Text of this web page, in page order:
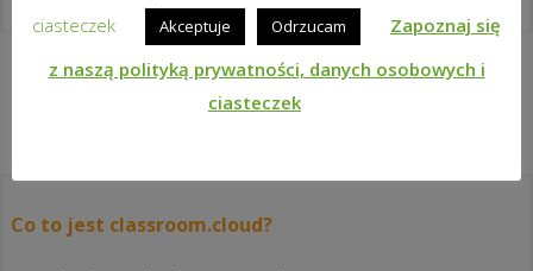
Co to jest classroom.cloud?
ciasteczek
Akceptuje Odrzucam
Zapoznaj się
z naszą polityką prywatności, danych osobowych i
ciasteczek